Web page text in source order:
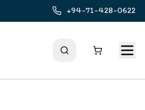
+94-71-428-0622